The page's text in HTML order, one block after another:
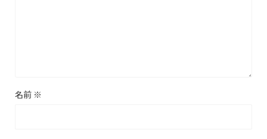
名前 ※